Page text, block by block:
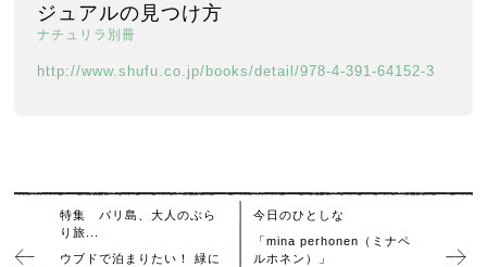
ジュアルの見つけ方
ナチュリラ別冊
http://www.shufu.co.jp/books/detail/978-4-391-64152-3
特集 バリ島、大人のぶら
り旅...
ウブドで泊まりたい！ 緑に
今日のひとしな
「mina perhonen（ミナペ
ルホネン）」